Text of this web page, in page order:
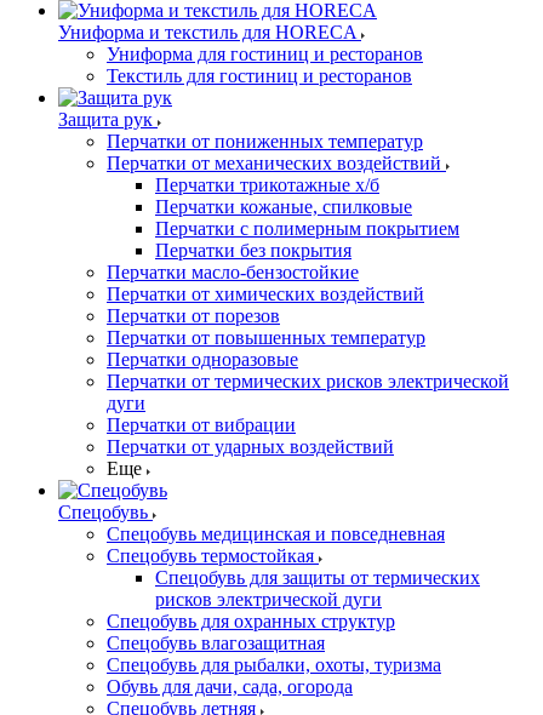
Униформа и текстиль для HORECA
Униформа для гостиниц и ресторанов
Текстиль для гостиниц и ресторанов
Защита рук
Перчатки от пониженных температур
Перчатки от механических воздействий
Перчатки трикотажные х/б
Перчатки кожаные, спилковые
Перчатки с полимерным покрытием
Перчатки без покрытия
Перчатки масло-бензостойкие
Перчатки от химических воздействий
Перчатки от порезов
Перчатки от повышенных температур
Перчатки одноразовые
Перчатки от термических рисков электрической
дуги
Перчатки от вибрации
Перчатки от ударных воздействий
Еще
Спецобувь
Спецобувь медицинская и повседневная
Спецобувь термостойкая
Спецобувь для защиты от термических
рисков электрической дуги
Спецобувь для охранных структур
Спецобувь влагозащитная
Спецобувь для рыбалки, охоты, туризма
Обувь для дачи, сада, огорода
Спецобувь летняя